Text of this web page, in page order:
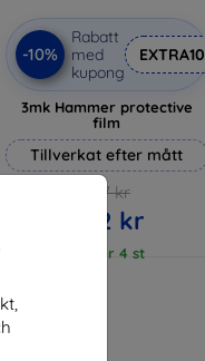
-10%
Rabatt
med
kupong
EXTRA10
3mk Hammer protective
film
Tillverkat efter mått
247 kr
222 kr
I lager 4 st
-10%